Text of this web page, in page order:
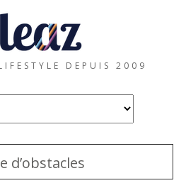
DEPUIS 2009
d’obstacles